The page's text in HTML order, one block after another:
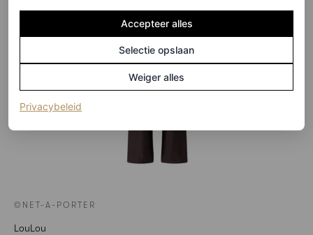
©NET-A-PORTER
LouLou
Accepteer alles
Selectie opslaan
Weiger alles
Privacybeleid